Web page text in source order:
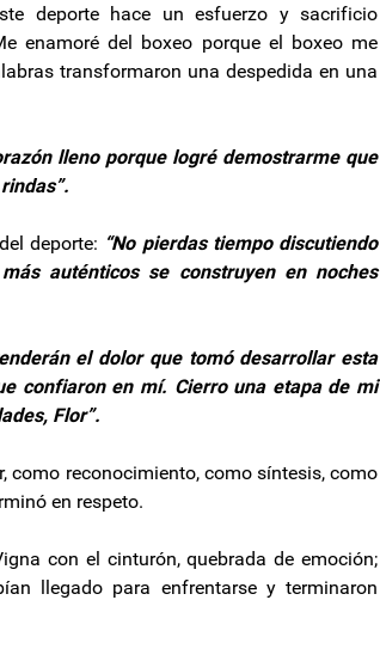
deporte hace un esfuerzo y sacrificio
enamoré del boxeo porque el boxeo me
transformaron una despedida en una
lleno porque logré demostrarme que
deporte: “No pierdas tiempo discutiendo
auténticos se construyen en noches
el dolor que tomó desarrollar esta
confiaron en mí. Cierro una etapa de mi
Flor”.
como reconocimiento, como síntesis, como
en respeto.
con el cinturón, quebrada de emoción;
llegado para enfrentarse y terminaron